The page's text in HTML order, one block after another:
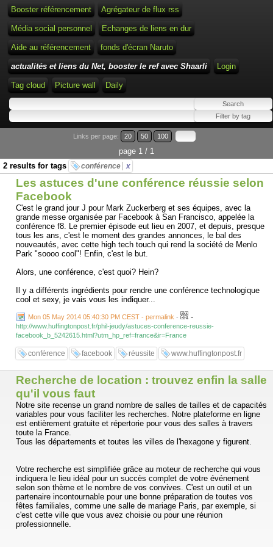
Booster référencement Agrégateur de flux rss
Média social personnel Echanges de liens en dur
Aide au référencement fonds d'écran Naruto
actualités et liens du Net, booster le ref avec Shaarli Login
Tag cloud Picture wall Daily
Links per page: 20 50 100
page 1 / 1
2 results for tags
conférence x
Les astuces d'une conférence réussie selon
Facebook
C'est le grand jour J pour Mark Zuckerberg et ses équipes, avec la
grande messe organisée par Facebook à San Francisco, appelée la
conférence f8. Le premier épisode eut lieu en 2007, et depuis, presque
tous les ans, c'est le moment des grandes annonces, le bal des
nouveautés, avec cette high tech touch qui rend la société de Menlo
Park "soooo cool"! Enfin, c'est le but.
Alors, une conférence, c'est quoi? Hein?
Il y a différents ingrédients pour rendre une conférence technologique
cool et sexy, je vais vous les indiquer...
Mon 05 May 2014 05:40:30 PM CEST - permalink - -
http://www.huffingtonpost.fr/phil-jeudy/astuces-conference-reussie-
facebook_b_5242615.html?utm_hp_ref=france&ir=France
conférence facebook réussite www.huffingtonpost.fr
Recherche de location : trouvez enfin la salle
qu'il vous faut
Notre site recense un grand nombre de salles de tailles et de capacités
variables pour vous faciliter les recherches. Notre plateforme en ligne
est entièrement gratuite et répertorie pour vous des salles à travers
toute la France.
Tous les départements et toutes les villes de l'hexagone y figurent.
Votre recherche est simplifiée grâce au moteur de recherche qui vous
indiquera le lieu idéal pour un succès complet de votre événement
selon son thème et le nombre de vos convives. C'est un outil et un
partenaire incontournable pour une bonne préparation de toutes vos
fêtes familiales, comme une salle de mariage Paris, par exemple, si
c'est cette ville que vous avez choisie ou pour une réunion
professionnelle.